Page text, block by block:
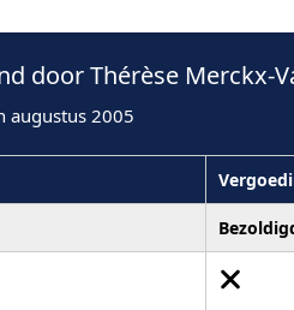
door Thérèse Merckx-
augustus 2005